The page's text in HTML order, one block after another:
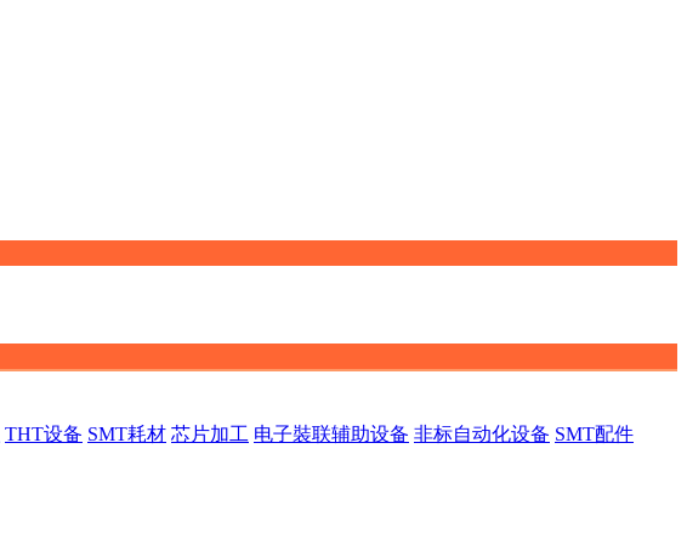
THT设备 SMT耗材 芯片加工 电子裝联辅助设备 非标自动化设备 SMT配件